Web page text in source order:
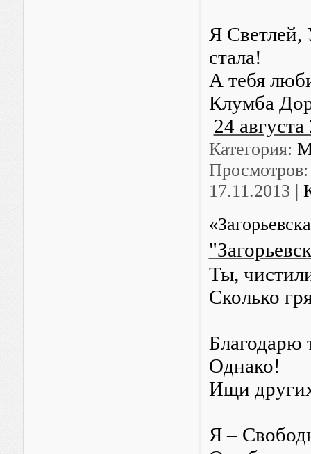
Я Светлей,
стала!
А тебя
Клумба
24 августа
Категория:
Просмотров:
17.11.2013 |
Ты,
Сколько
Благодарю
Однако!
Ищи
Я –